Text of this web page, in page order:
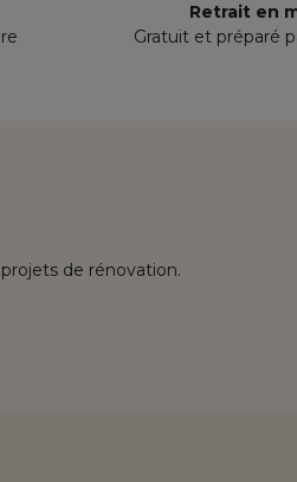
Retrait en
Gratuit et préparé
de rénovation.